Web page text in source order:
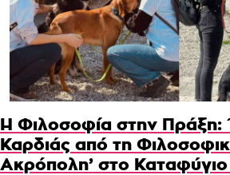
Η Φιλοσοφία στην
Καρδιάς από τη
Ακρόπολη’ στο